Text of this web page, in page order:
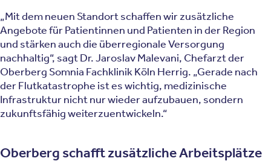
„Mit dem neuen Standort schaffen wir zusätzliche
Angebote für Patientinnen und Patienten in der Region
und stärken auch die überregionale Versorgung
nachhaltig“, sagt Dr. Jaroslav Malevani, Chefarzt der
Oberberg Somnia Fachklinik Köln Herrig. „Gerade nach
der Flutkatastrophe ist es wichtig, medizinische
Infrastruktur nicht nur wieder aufzubauen, sondern
zukunftsfähig weiterzuentwickeln.“
Oberberg schafft zusätzliche Arbeitsplätze